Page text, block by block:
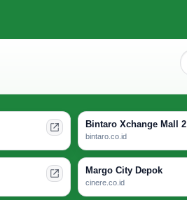
Bintaro Xchange Mall 2
bintaro.co.id
Margo City Depok
cinere.co.id